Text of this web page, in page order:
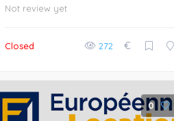
Not review yet
Closed 272 €
0